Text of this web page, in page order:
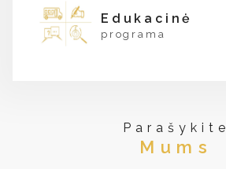
Edukacinė
programa
Parašykite
Mums